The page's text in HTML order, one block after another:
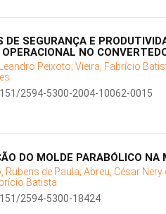
DE SEGURANÇA E
NO
Peixoto; Vieira, Fabrício
2594-5300-2004-10062-0015
DO MOLDE PARABÓLICO
Rubens de Paula; Abreu, César Nery
Batista
2594-5300-18424